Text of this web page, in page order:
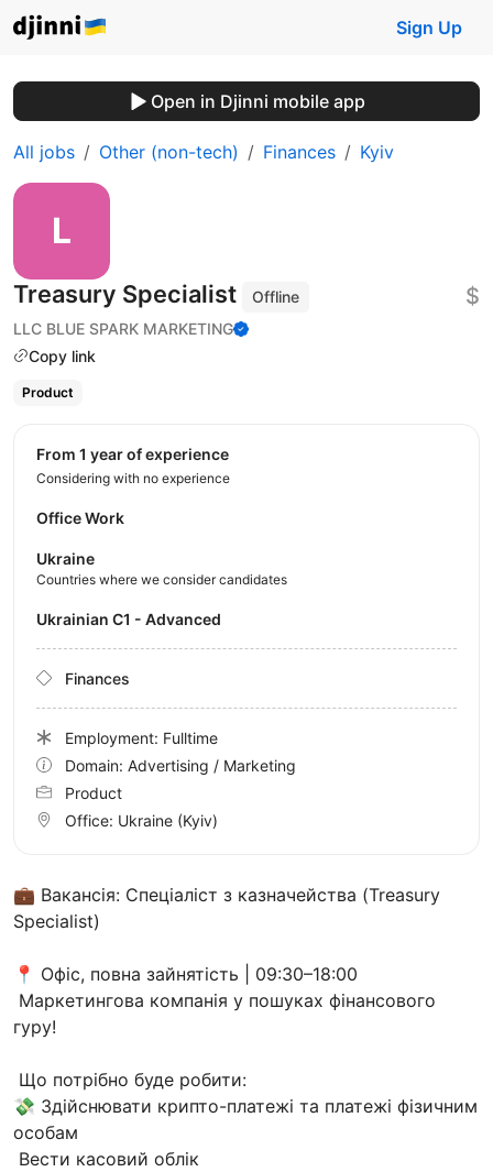
Sign Up
Open in Djinni mobile app
All jobs Other (non-tech) Finances Kyiv
Treasury Specialist
Offline
LLC BLUE SPARK MARKETING
Copy link
$
Product
💼 Вакансія: Спеціаліст з казначейства (Treasury
Specialist)
📍 Офіс, повна зайнятість | 09:30–18:00
Маркетингова компанія у пошуках фінансового
гуру!
Що потрібно буде робити:
💸 Здійснювати крипто-платежі та платежі фізичним
особам
Вести касовий облік
from 1 year of experience
Considering with no experience
Office Work
Ukraine
Countries where we consider candidates
Ukrainian C1 - Advanced
Finances
Employment: Fulltime
Domain: Advertising / Marketing
Product
Office: Ukraine (Kyiv)